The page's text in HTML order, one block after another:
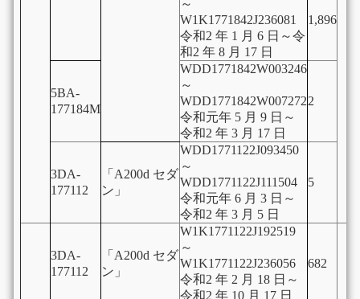
～
W1K1771842J236081
令和2 年 1 月 6 日～令
和2 年 8 月 17 日
1,896
5BA-
177184M
WDD1771842W003246
～
WDD1771842W007272
令和元年 5 月 9 日～
令和2 年 3 月 17 日
2
3DA-
177112
「A200d セダ
ン」
WDD1771122J093450
～
WDD1771122J111504
令和元年 6 月 3 日～
令和2 年 3 月 5 日
5
3DA-
177112
「A200d セダ
ン」
W1K1771122J192519
～
W1K1771122J236056
令和2 年 2 月 18 日～
令和2 年 10 月 17 日
682